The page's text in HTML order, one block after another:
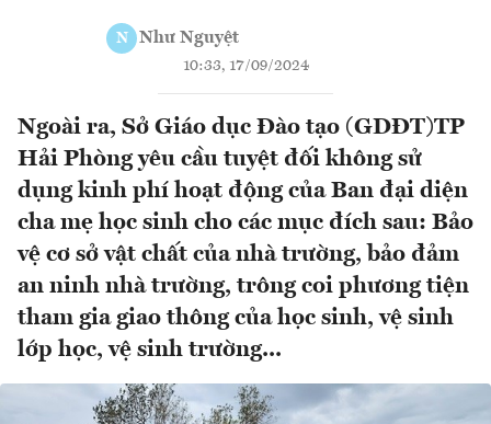
N Như Nguyệt
10:33, 17/09/2024
Ngoài ra, Sở Giáo dục Đào tạo (GDĐT)TP
Hải Phòng yêu cầu tuyệt đối không sử
dụng kinh phí hoạt động của Ban đại diện
cha mẹ học sinh cho các mục đích sau: Bảo
vệ cơ sở vật chất của nhà trường, bảo đảm
an ninh nhà trường, trông coi phương tiện
tham gia giao thông của học sinh, vệ sinh
lớp học, vệ sinh trường...